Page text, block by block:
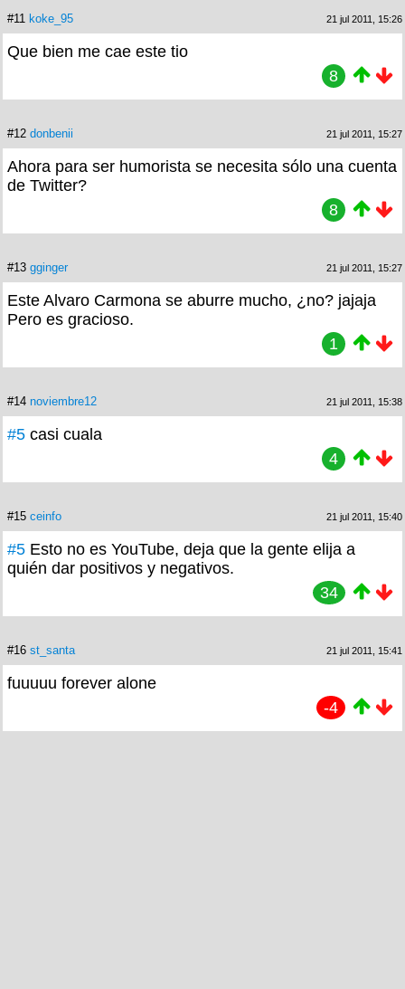
#11 koke_95 21 jul 2011, 15:26
Que bien me cae este tio
8
#12 donbenii 21 jul 2011, 15:27
Ahora para ser humorista se necesita sólo una cuenta
de Twitter?
8
#13 gginger 21 jul 2011, 15:27
Este Alvaro Carmona se aburre mucho, ¿no? jajaja
Pero es gracioso.
1
#14 noviembre12 21 jul 2011, 15:38
#5 casi cuala
4
#15 ceinfo 21 jul 2011, 15:40
#5 Esto no es YouTube, deja que la gente elija a
quién dar positivos y negativos.
34
#16 st_santa 21 jul 2011, 15:41
fuuuuu forever alone
-4